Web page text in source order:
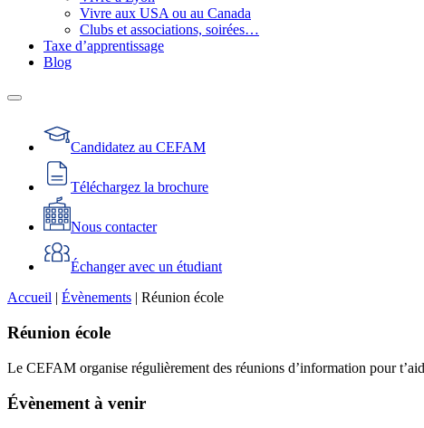
Vivre aux USA ou au Canada
Clubs et associations, soirées…
Taxe d’apprentissage
Blog
Candidatez au CEFAM
Téléchargez la brochure
Nous contacter
Échanger avec un étudiant
Accueil | Évènements | Réunion école
Réunion école
Le CEFAM organise régulièrement des réunions d’information pour
Évènement à venir